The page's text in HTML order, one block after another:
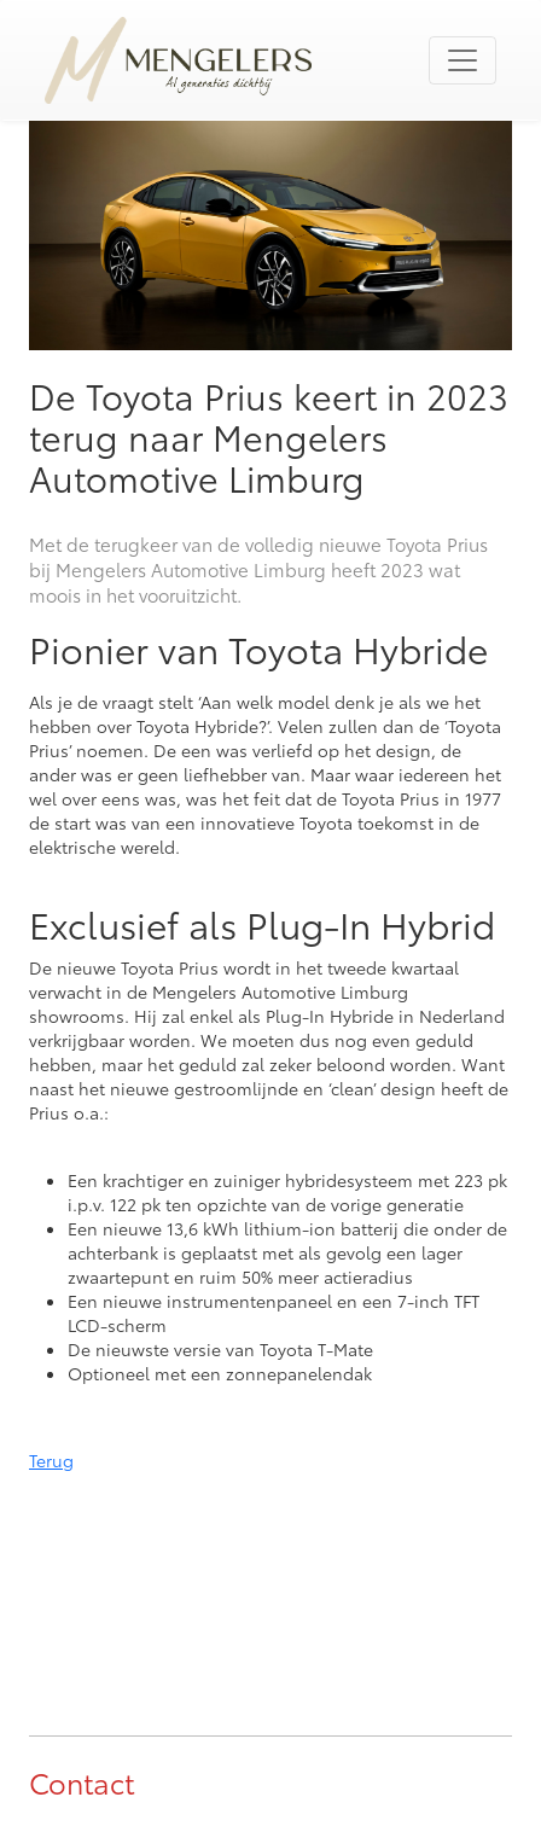
De Toyota Prius keert in 2023
terug naar Mengelers
Automotive Limburg
Met de terugkeer van de volledig nieuwe Toyota Prius
bij Mengelers Automotive Limburg heeft 2023 wat
moois in het vooruitzicht.
Pionier van Toyota Hybride
Als je de vraagt stelt ‘Aan welk model denk je als we het
hebben over Toyota Hybride?’. Velen zullen dan de ‘Toyota
Prius’ noemen. De een was verliefd op het design, de
ander was er geen liefhebber van. Maar waar iedereen het
wel over eens was, was het feit dat de Toyota Prius in 1977
de start was van een innovatieve Toyota toekomst in de
elektrische wereld.
Exclusief als Plug-In Hybrid
De nieuwe Toyota Prius wordt in het tweede kwartaal
verwacht in de Mengelers Automotive Limburg
showrooms. Hij zal enkel als Plug-In Hybride in Nederland
verkrijgbaar worden. We moeten dus nog even geduld
hebben, maar het geduld zal zeker beloond worden. Want
naast het nieuwe gestroomlijnde en ‘clean’ design heeft de
Prius o.a.:
Een krachtiger en zuiniger hybridesysteem met 223 pk
i.p.v. 122 pk ten opzichte van de vorige generatie
Een nieuwe 13,6 kWh lithium-ion batterij die onder de
achterbank is geplaatst met als gevolg een lager
zwaartepunt en ruim 50% meer actieradius
Een nieuwe instrumentenpaneel en een 7-inch TFT
LCD-scherm
De nieuwste versie van Toyota T-Mate
Optioneel met een zonnepanelendak
Terug
Contact